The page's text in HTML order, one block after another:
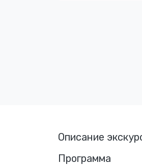
Описание
Программа